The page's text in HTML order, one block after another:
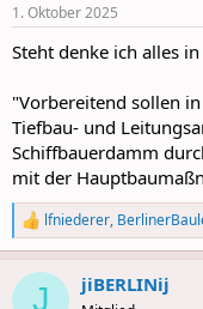
s
1. Oktober 2025
Steht denke ich alles
"Vorbereitend sollen
Tiefbau- und
Schiffbauerdamm
mit der
R
e
a
c
lfniederer,
J jiBERLINij